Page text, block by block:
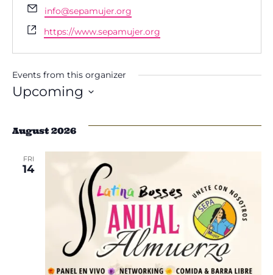
Email
info@sepamujer.org
Website
https://www.sepamujer.org
Events from this organizer
Upcoming
August 2026
FRI
14